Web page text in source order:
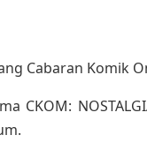
Cabaran Komik